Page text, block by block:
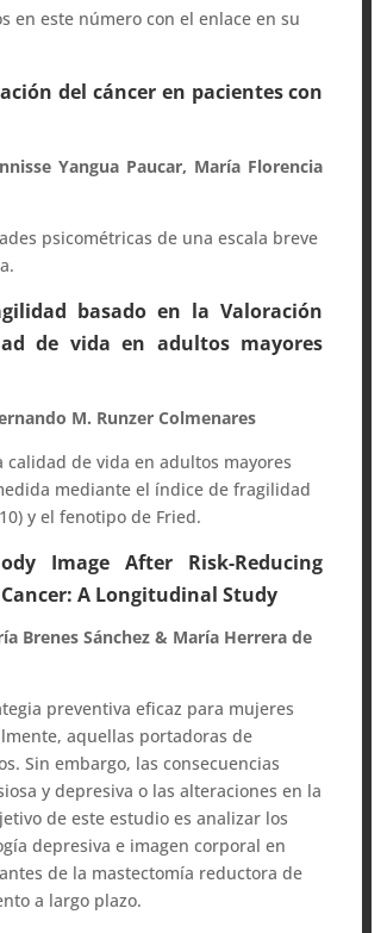
en este número con el enlace en su
del cáncer en pacientes con
Yangua Paucar, María Florencia
psicométricas de una escala breve
basado en la Valoración
de vida en adultos mayores
M. Runzer Colmenares
de vida en adultos mayores
mediante el índice de fragilidad
y el fenotipo de Fried.
Image After Risk-Reducing
A Longitudinal Study
Brenes Sánchez & María Herrera de
preventiva eficaz para mujeres
aquellas portadoras de
Sin embargo, las consecuencias
y depresiva o las alteraciones en la
de este estudio es analizar los
depresiva e imagen corporal en
de la mastectomía reductora de
a largo plazo.